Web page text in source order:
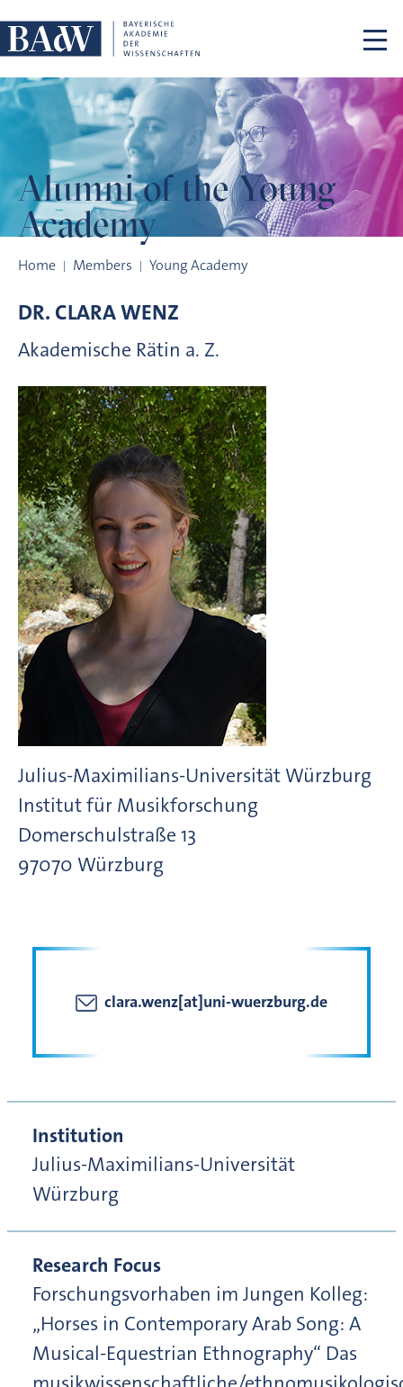
Alumni of the Young
Academy
Home Members Young Academy
DR. CLARAWENZ
Akademische Rätin a. Z.
Julius-Maximilians-Universität Würzburg
Institut für Musikforschung
Domerschulstraße 13
97070 Würzburg
clara.wenz[at]uni-wuerzburg.de
Institution
Julius-Maximilians-Universität
Würzburg
Research Focus
Forschungsvorhaben im Jungen Kolleg:
„Horses in Contemporary Arab Song: A
Musical-Equestrian Ethnography“ Das